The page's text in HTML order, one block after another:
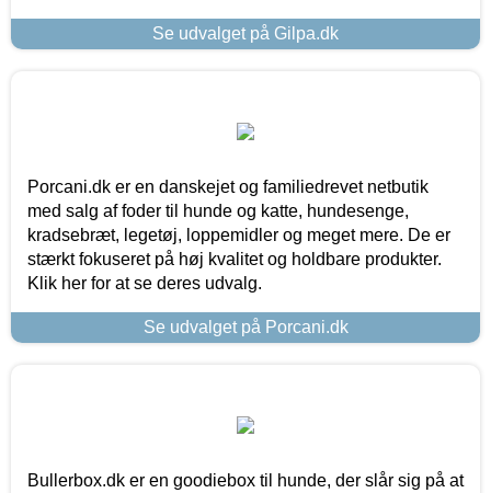
Se udvalget på Gilpa.dk
Porcani.dk er en danskejet og familiedrevet netbutik
med salg af foder til hunde og katte, hundesenge,
kradsebræt, legetøj, loppemidler og meget mere. De er
stærkt fokuseret på høj kvalitet og holdbare produkter.
Klik her for at se deres udvalg.
Se udvalget på Porcani.dk
Bullerbox.dk er en goodiebox til hunde, der slår sig på at